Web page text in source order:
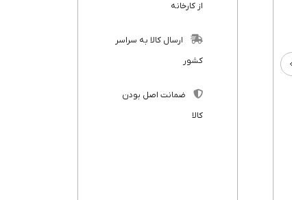
از کارخانه
ارسال کالا به سراسر
کشور
ضمانت اصل بودن
کالا